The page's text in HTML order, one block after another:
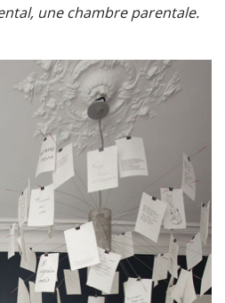
une chambre parentale.